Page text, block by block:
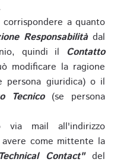
a quanto
Responsabilitàdal
quindi il Contatto
modificare la ragione
persona giuridica) o il
Tecnico(se persona
mail all'indirizzo
come mittente la
Contact"del